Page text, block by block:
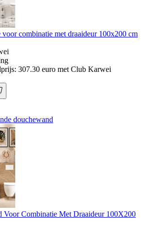
combinatie met draaideur 100x200 cm
307.30 euro met Club Karwei
douchewand
Voor Combinatie Met Draaideur 100X200